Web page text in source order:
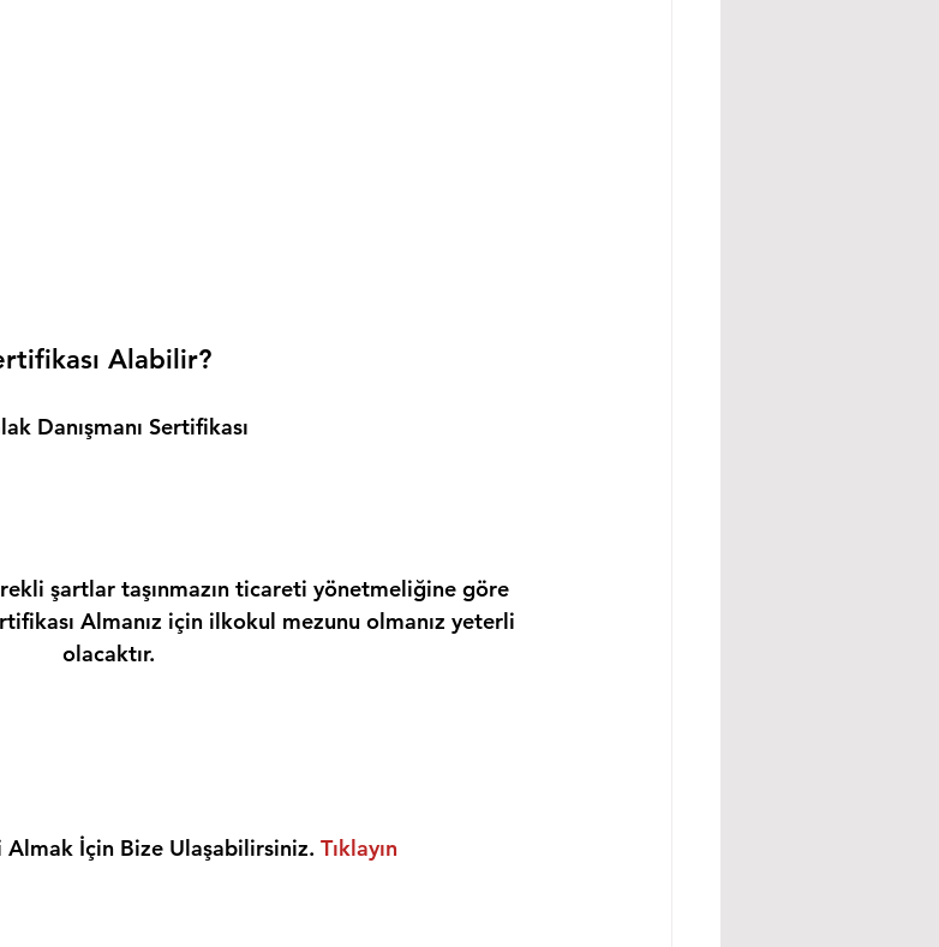
Alabilir?
Danışmanı Sertifikası
şartlar taşınmazın ticareti yönetmeliğine göre
Almanız için ilkokul mezunu olmanız yeterli
olacaktır.
Almak İçin Bize Ulaşabilirsiniz. Tıklayın